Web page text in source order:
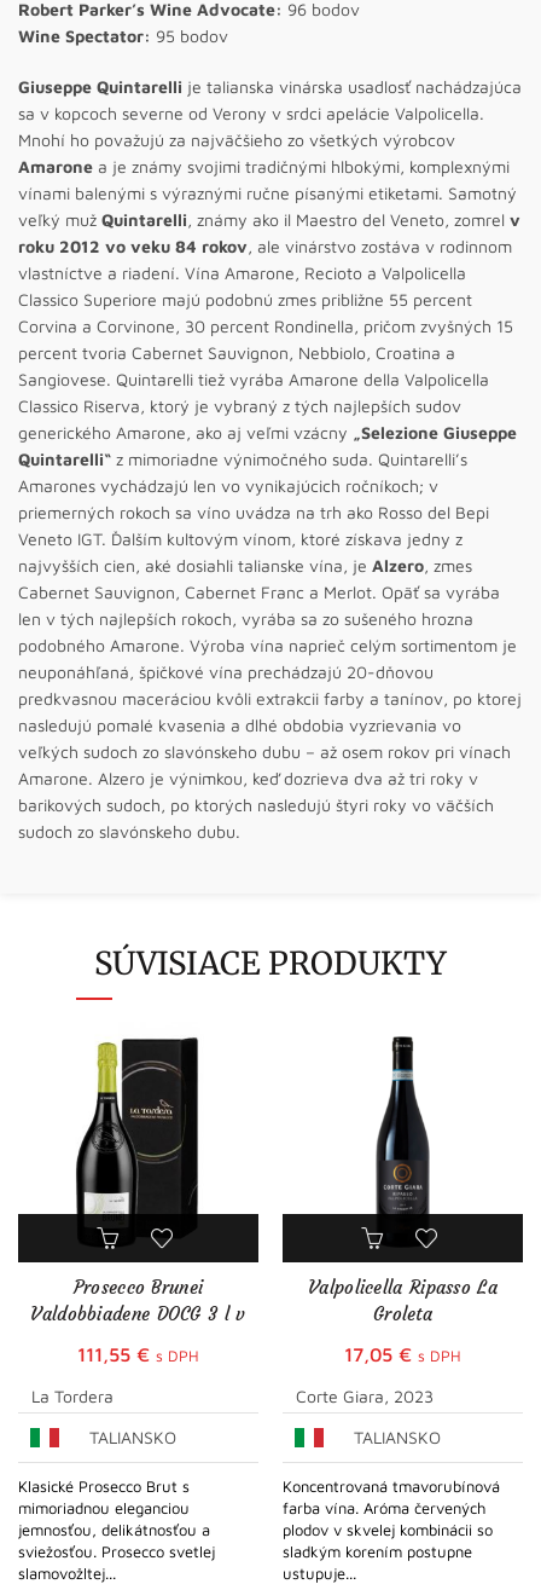
Robert Parker’s Wine Advocate: 96 bodov
Wine Spectator: 95 bodov
Giuseppe Quintarelli je talianska vinárska usadlosť nachádzajúca
sa v kopcoch severne od Verony v srdci apelácie Valpolicella.
Mnohí ho považujú za najväčšieho zo všetkých výrobcov
Amarone a je známy svojimi tradičnými hlbokými, komplexnými
vínami balenými s výraznými ručne písanými etiketami. Samotný
veľký muž Quintarelli, známy ako il Maestro del Veneto, zomrel v
roku 2012 vo veku 84 rokov, ale vinárstvo zostáva v rodinnom
vlastníctve a riadení. Vína Amarone, Recioto a Valpolicella
Classico Superiore majú podobnú zmes približne 55 percent
Corvina a Corvinone, 30 percent Rondinella, pričom zvyšných 15
percent tvoria Cabernet Sauvignon, Nebbiolo, Croatina a
Sangiovese. Quintarelli tiež vyrába Amarone della Valpolicella
Classico Riserva, ktorý je vybraný z tých najlepších sudov
generického Amarone, ako aj veľmi vzácny „Selezione Giuseppe
Quintarelli“ z mimoriadne výnimočného suda. Quintarelli’s
Amarones vychádzajú len vo vynikajúcich ročníkoch; v
priemerných rokoch sa víno uvádza na trh ako Rosso del Bepi
Veneto IGT. Ďalším kultovým vínom, ktoré získava jedny z
najvyšších cien, aké dosiahli talianske vína, je Alzero, zmes
Cabernet Sauvignon, Cabernet Franc a Merlot. Opäť sa vyrába
len v tých najlepších rokoch, vyrába sa zo sušeného hrozna
podobného Amarone. Výroba vína naprieč celým sortimentom je
neuponáhľaná, špičkové vína prechádzajú 20-dňovou
predkvasnou maceráciou kvôli extrakcii farby a tanínov, po ktorej
nasledujú pomalé kvasenia a dlhé obdobia vyzrievania vo
veľkých sudoch zo slavónskeho dubu – až osem rokov pri vínach
Amarone. Alzero je výnimkou, keď dozrieva dva až tri roky v
barikových sudoch, po ktorých nasledujú štyri roky vo väčších
sudoch zo slavónskeho dubu.
SÚVISIACE PRODUKTY
Prosecco Brunei
Valdobbiadene DOCG 3 l v
111,55 € s DPH
La Tordera
TALIANSKO
Klasické Prosecco Brut s
mimoriadnou eleganciou
jemnosťou, delikátnosťou a
sviežosťou. Prosecco svetlej
slamovožltej...
Valpolicella Ripasso La
Groleta
17,05 € s DPH
Corte Giara, 2023
TALIANSKO
Koncentrovaná tmavorubínová
farba vína. Aróma červených
plodov v skvelej kombinácii so
sladkým korením postupne
ustupuje...